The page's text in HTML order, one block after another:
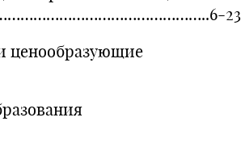
23
ценообразующие